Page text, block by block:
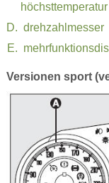
höchsttemperatur
drehzahlmesser
Versionen sport